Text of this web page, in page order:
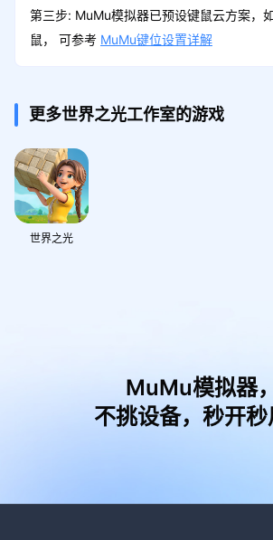
第三步: MuMu模拟器已预设键鼠云方案，
鼠， 可参考 MuMu键位设置详解
更多世界之光工作室的游戏
世界之光
MuMu模拟器，
不挑设备，秒开秒